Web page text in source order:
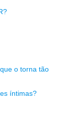
o torna tão
íntimas?